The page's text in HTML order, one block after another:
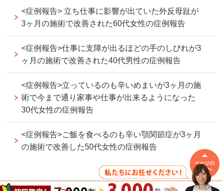
<症例報告> 立ち仕事に影響が出ていた外反母趾が
3ヶ月の施術で改善された60代女性の症例報告
<症例報告>仕事に支障が出るほどの手のしびれが3
ヶ月の施術で改善された40代男性の症例報告
<症例報告>立っているのも辛いめまいが3ヶ月の施
術で今まで通り家事や仕事が出来るようになった
30代女性の症例報告
<症例報告>ご飯を食べるのも辛い顎関節症が3ヶ月
の施術で改善した50代女性の症例報告
ページの
先頭へ